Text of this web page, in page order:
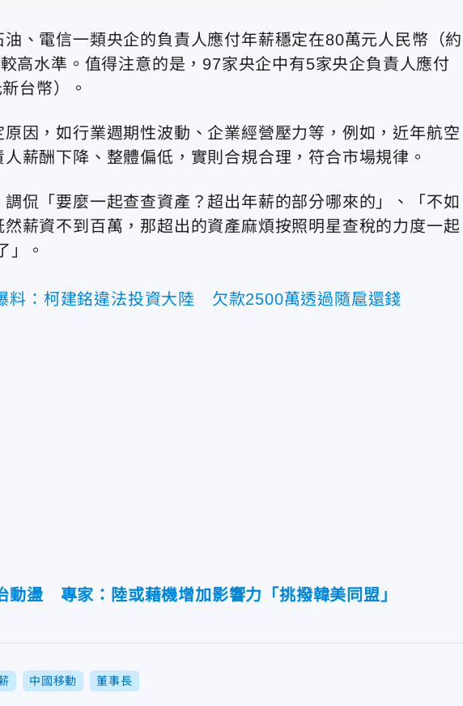
、電信一類央企的負責人應付年薪穩定在80萬元人民幣（約
高水準。值得注意的是，97家央企中有5家央企負責人應付
台幣）。
因，如行業週期性波動、企業經營壓力等，例如，近年航空
薪酬下降、整體偏低，實則合規合理，符合市場規律。
侃「要麼一起查查資產？超出年薪的部分哪來的」、「不如
薪資不到百萬，那超出的資產麻煩按照明星查稅的力度一起
」。
料：柯建銘違法投資大陸 欠款2500萬透過隨扈還錢
動盪 專家：陸或藉機增加影響力「挑撥韓美同盟」
中國移動 董事長